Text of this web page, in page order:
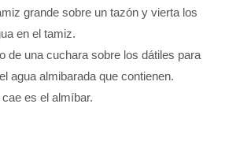
grande sobre un tazón y vierta los
en el tamiz.
de una cuchara sobre los dátiles para
agua almibarada que contienen.
es el almíbar.